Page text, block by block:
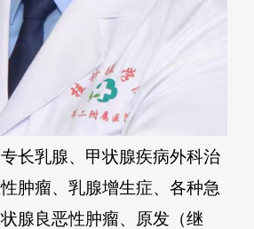
乳腺、甲状腺疾病外科治
肿瘤、乳腺增生症、各种急
腺良恶性肿瘤、原发（继